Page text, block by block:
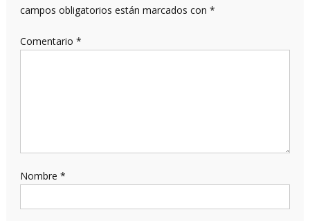
campos obligatorios están marcados con *
Comentario *
Nombre *